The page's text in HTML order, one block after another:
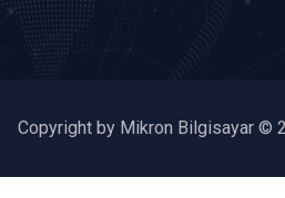
Copyright by Mikron Bilgisayar ©